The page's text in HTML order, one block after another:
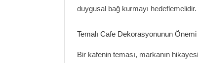
duygusal bağ kurmayı hedeflemelidir.
Temalı Cafe Dekorasyonunun Önemi
Bir kafenin teması, markanın